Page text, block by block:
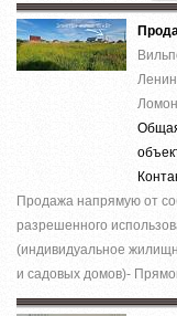
Продажа напрямую от
разрешенного
(индивидуальное
и садовых домов)-